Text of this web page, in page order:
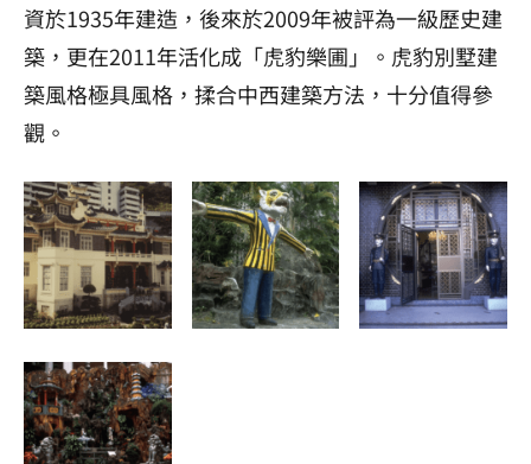
資於1935年建造，後來於2009年被評為一級歷史建
築，更在2011年活化成「虎豹樂圃」。虎豹別墅建
築風格極具風格，揉合中西建築方法，十分值得參
觀。